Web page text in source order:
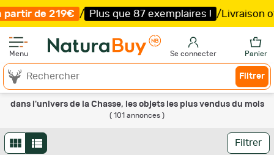
Plus que 87 exemplaires ! /Livraison offerte et
Menu Se connecter Panier
Filtrer
dans l'univers de la Chasse, les objets les plus vendus du mois
( 101 annonces )
Filtrer